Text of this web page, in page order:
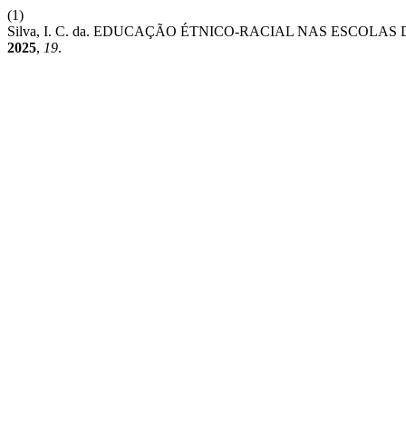
(1)
Silva, I. C. da. EDUCAÇÃO ÉTNICO-RACIAL NAS
2025, 19.